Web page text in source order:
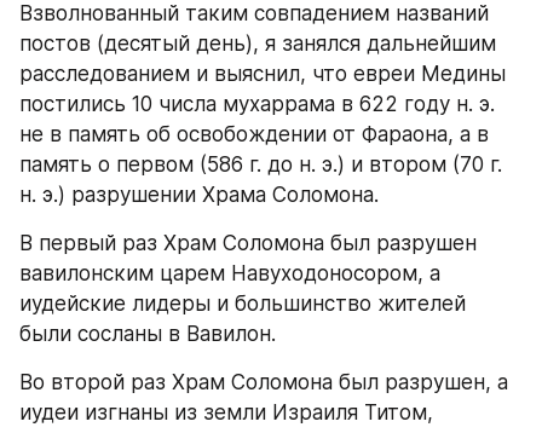
Взволнованный таким совпадением названий
постов (десятый день), я занялся дальнейшим
расследованием и выяснил, что евреи Медины
постились 10 числа мухаррама в 622 году н. э.
не в память об освобождении от Фараона, а в
память о первом (586 г. до н. э.) и втором (70 г.
н. э.) разрушении Храма Соломона.
В первый раз Храм Соломона был разрушен
вавилонским царем Навуходоносором, а
иудейские лидеры и большинство жителей
были сосланы в Вавилон.
Во второй раз Храм Соломона был разрушен, а
иудеи изгнаны из земли Израиля Титом,